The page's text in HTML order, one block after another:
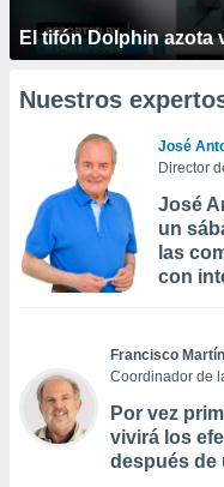
El tifón Dolphin azota
Nuestros
José
Director
José
un
las
con
Francisco
Coordinador de
Por vez
vivirá los
después de